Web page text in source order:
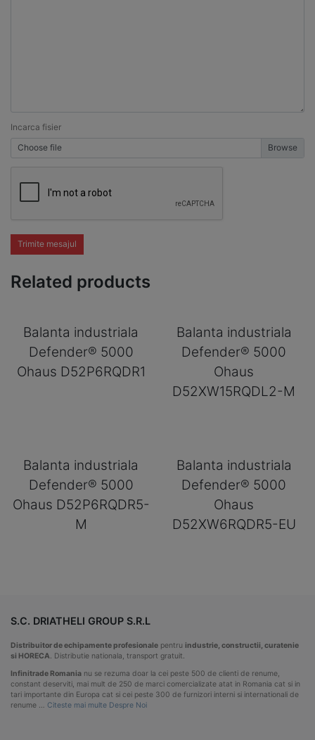
Incarca fisier
Choose file
Trimite mesajul
Related products
Balanta industriala
Defender® 5000
Ohaus D52P6RQDR1
Balanta industriala
Defender® 5000
Ohaus
D52XW15RQDL2-M
Balanta industriala
Defender® 5000
Ohaus D52P6RQDR5-
M
Balanta industriala
Defender® 5000
Ohaus
D52XW6RQDR5-EU
S.C. DRIATHELI GROUP S.R.L
Distribuitor de echipamente profesionale pentru industrie, constructii, curatenie
si HORECA . Distributie nationala, transport gratuit.
Infinitrade Romania nu se rezuma doar la cei peste 500 de clienti de renume,
constant deserviti, mai mult de 250 de marci comercializate atat in Romania cat si in
tari importante din Europa cat si cei peste 300 de furnizori interni si internationali de
renume … Citeste mai multe Despre Noi